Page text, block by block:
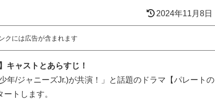
2024年11月8日
クには広告が含まれます
キャストとあらすじ！
少年/ジャニーズJr.)が共演！」と話題のドラマ【パレートの
ートします。